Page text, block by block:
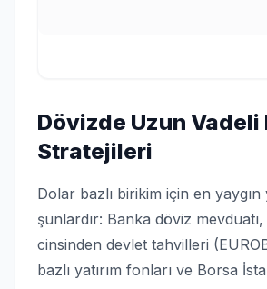
Dövizde Uzun Vadeli
Stratejileri
Dolar bazlı birikim için en
şunlardır: Banka döviz
cinsinden devlet tahvilleri
bazlı yatırım fonları ve Borsa